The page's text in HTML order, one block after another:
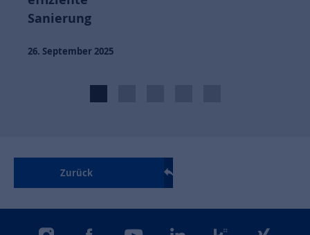
Sanierung
26. September 2025
Zurück